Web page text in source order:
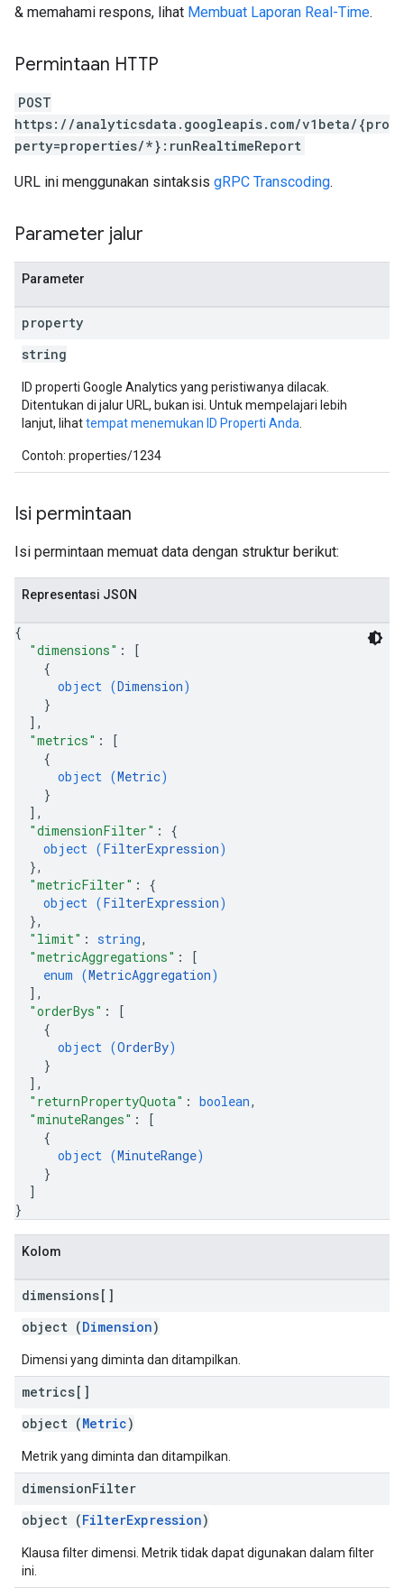
& memahami respons, lihat Membuat Laporan Real-Time.
Permintaan HTTP
POST
https://analyticsdata.googleapis.com/v1beta/{pro
perty=properties/*}:runRealtimeReport
URL ini menggunakan sintaksis gRPC Transcoding.
Parameter jalur
Parameter
property
string
ID properti Google Analytics yang peristiwanya dilacak.
Ditentukan di jalur URL, bukan isi. Untuk mempelajari lebih
lanjut, lihattempat menemukan ID Properti Anda
Contoh: properties/1234
Isi permintaan
Isi permintaan memuat data dengan struktur berikut:
Representasi JSON
{
"dimensions" :
[
{
object (Dimension)
}
] ,
"metrics" :
[
{
object (Metric)
}
] ,
"dimensionFilter" : {
object (FilterExpression)
},
"metricFilter" : {
object (FilterExpression)
},
"limit" : string,
"metricAggregations" :
[
enum (MetricAggregation)
] ,
"orderBys" :
[
{
object (OrderBy)
}
] ,
"returnPropertyQuota" : boolean,
"minuteRanges" :
[
{
object (MinuteRange)
}
]
}
Kolom
dimensions[]
object (Dimension)
Dimensi yang diminta dan ditampilkan.
metrics[]
object (Metric)
Metrik yang diminta dan ditampilkan.
dimensionFilter
object (FilterExpression)
Klausa filter dimensi. Metrik tidak dapat digunakan dalam filter
ini.